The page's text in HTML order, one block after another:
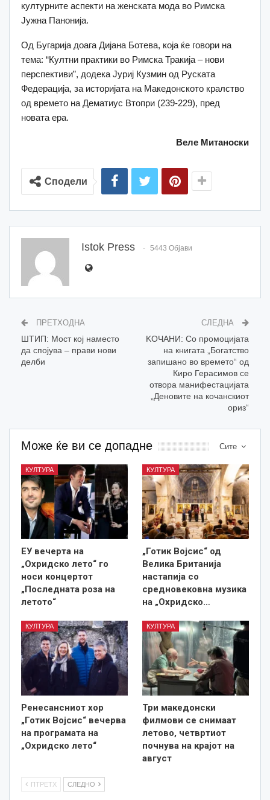
културните аспекти на женската мода во Римска
Јужна Панонија.
Од Бугарија доага Дијана Ботева, која ќе говори на
тема: “Култни практики во Римска Тракија – нови
перспективи”, додека Јуриј Кузмин од Руската
Федерација, за историјата на Македонското кралство
од времето на Дематиус Втопри (239-229), пред
новата ера.
Веле Митаноски
Сподели
Istok Press 5443 Објави
ПРЕТХОДНА
ШТИП: Мост кој наместо
да спојува – прави нови
делби
СЛЕДНА
KOЧАНИ: Со промоцијата
на книгата „Богатство
запишано во времето“ од
Киро Герасимов се
отвора манифестацијата
„Деновите на кочанскиот
ориз“
Сите
Може ќе ви се допадне
КУЛТУРА
ЕУ вечерта на
„Охридско лето“ го
носи концертот
„Последната роза на
летото“
КУЛТУРА
„Готик Војсис“ од
Велика Британија
настапија со
средновековна музика
на „Охридско…
КУЛТУРА
Ренесансниот хор
„Готик Војсис“ вечерва
на програмата на
„Охридско лето“
КУЛТУРА
Три македонски
филмови се снимаат
летово, четвртиот
почнува на крајот на
август
ПТРЕТХ СЛЕДНО